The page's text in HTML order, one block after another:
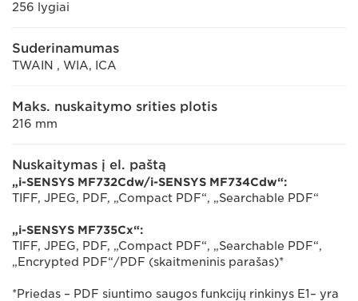
256 lygiai
Suderinamumas
TWAIN , WIA, ICA
Maks. nuskaitymo srities plotis
216 mm
Nuskaitymas į el. paštą
„i-SENSYS MF732Cdw/i-SENSYS MF734Cdw“:
TIFF, JPEG, PDF, „Compact PDF“, „Searchable PDF“
„i-SENSYS MF735Cx“:
TIFF, JPEG, PDF, „Compact PDF“, „Searchable PDF“,
„Encrypted PDF“/PDF (skaitmeninis parašas)*
*Priedas – PDF siuntimo saugos funkcijų rinkinys E1– yra